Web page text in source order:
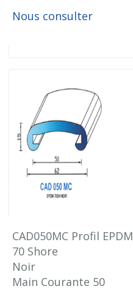
Nous consulter
CAD050MC Profil EPDM
70 Shore
Noir
Main Courante 50